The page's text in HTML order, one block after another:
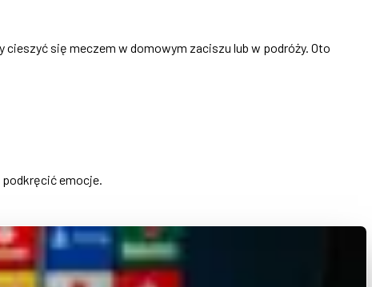
się meczem w domowym zaciszu lub w podróży. Oto
emocje.